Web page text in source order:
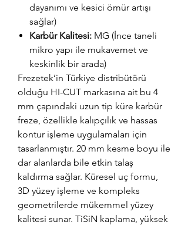
dayanımı ve kesici ömür artışı
sağlar)
Karbür Kalitesi: MG (İnce taneli
mikro yapı ile mukavemet ve
keskinlik bir arada)
Frezetek’in Türkiye distribütörü
olduğu HI-CUT markasına ait bu 4
mm çapındaki uzun tip küre karbür
freze, özellikle kalıpçılık ve hassas
kontur işleme uygulamaları için
tasarlanmıştır. 20 mm kesme boyu ile
dar alanlarda bile etkin talaş
kaldırma sağlar. Küresel uç formu,
3D yüzey işleme ve kompleks
geometrilerde mükemmel yüzey
kalitesi sunar. TiSiN kaplama, yüksek